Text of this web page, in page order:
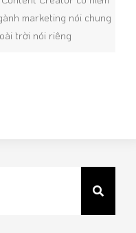
marketing nói chung
trời nói riêng